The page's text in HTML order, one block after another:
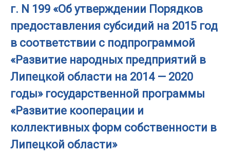
г. N 199 «Об утверждении Порядков
предоставления субсидий на 2015 год
в соответствии с подпрограммой
«Развитие народных предприятий в
Липецкой области на 2014 — 2020
годы» государственной программы
«Развитие кооперации и
коллективных форм собственности в
Липецкой области»